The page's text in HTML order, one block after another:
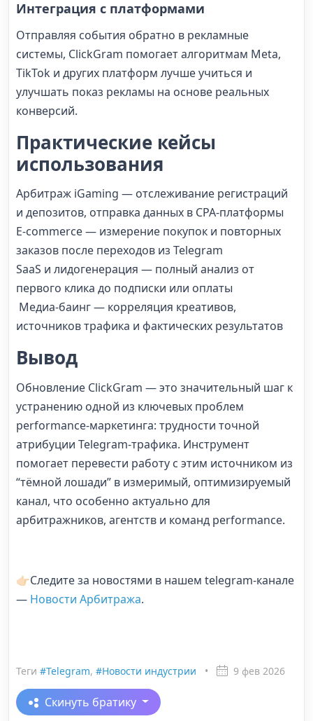
Интеграция с платформами
Отправляя события обратно в рекламные
системы, ClickGram помогает алгоритмам Meta,
TikTok и других платформ лучше учиться и
улучшать показ рекламы на основе реальных
конверсий.
Практические кейсы
использования
Арбитраж iGaming — отслеживание регистраций
и депозитов, отправка данных в CPA-платформы
E-commerce — измерение покупок и повторных
заказов после переходов из Telegram
SaaS и лидогенерация — полный анализ от
первого клика до подписки или оплаты
Медиа-баинг — корреляция креативов,
источников трафика и фактических результатов
Вывод
Обновление ClickGram — это значительный шаг к
устранению одной из ключевых проблем
performance-маркетинга: трудности точной
атрибуции Telegram-трафика. Инструмент
помогает перевести работу с этим источником из
“тёмной лошади” в измеримый, оптимизируемый
канал, что особенно актуально для
арбитражников, агентств и команд performance.
👉🏻Следите за новостями в нашем telegram-канале
— Новости Арбитража.
Теги #Telegram, #Новости индустрии • 9 фев 2026
Скинуть братику